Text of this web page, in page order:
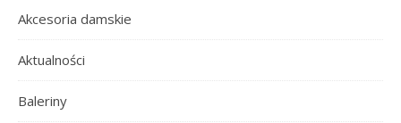
Akcesoria damskie
Aktualności
Baleriny